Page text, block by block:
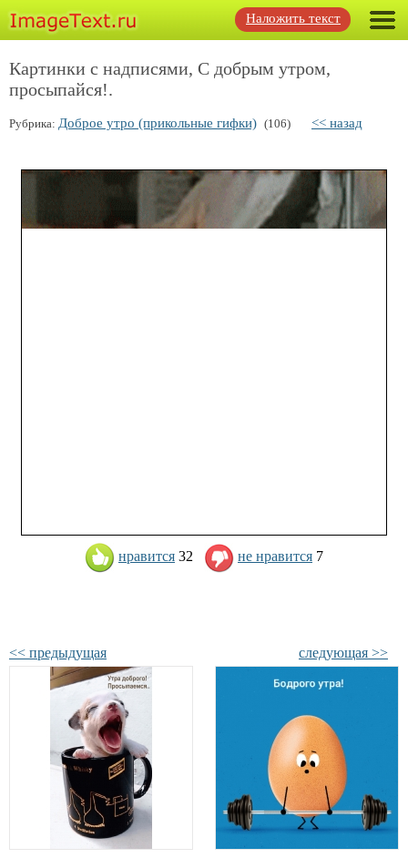
Наложить текст
Картинки с надписями, С добрым утром,
просыпайся!.
Рубрика: Доброе утро (прикольные гифки) (106) << назад
нравится 32 не нравится 7
<< предыдущая следующая >>